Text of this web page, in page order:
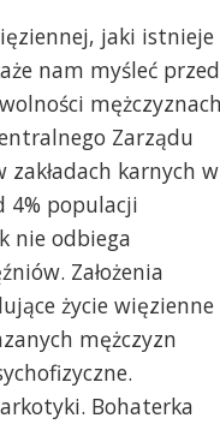
jaki istnieje
nam myśleć
Zarządu
zakładach karnych w
4% populacji
nie odbiega
Założenia
życie więzienne
mężczyzn
Bohaterka